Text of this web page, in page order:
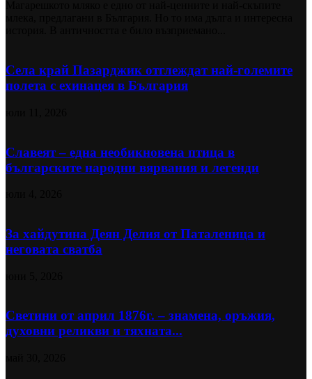
Села край Пазарджик отглеждат най-големите
полета с ехинацея в България
Славеят – една необикновена птица в
българските народни вярвания и легенди
За хайдутина Деян Делия от Паталеница и
неговата сватба
Светини от април 1876г. – знамена, оръжия,
духовни реликви и тяхната...